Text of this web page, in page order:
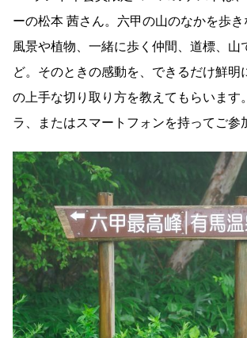
ーの松本 茜さん。六甲の山のなかを歩
風景や植物、一緒に歩く仲間、道標、山
ど。そのときの感動を、できるだけ鮮明
の上手な切り取り方を教えてもらいます
ラ、またはスマートフォンを持ってご参